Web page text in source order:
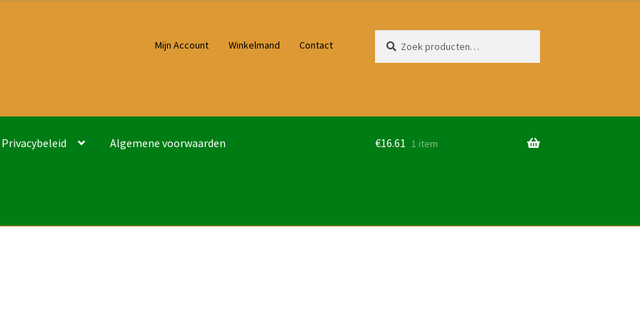
Mijn Account Winkelmand Contact
naar:
Privacybeleid Algemene voorwaarden €16.61 1 item